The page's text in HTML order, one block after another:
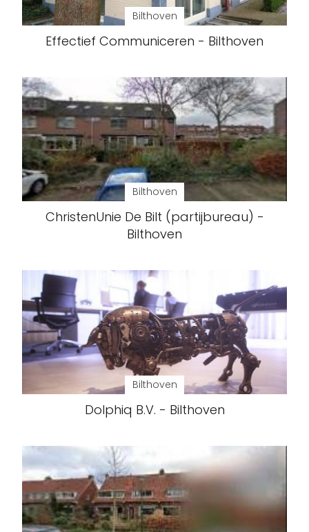
Bilthoven
Effectief Communiceren - Bilthoven
Bilthoven
ChristenUnie De Bilt (partijbureau) -
Bilthoven
Bilthoven
Dolphiq B.V. - Bilthoven